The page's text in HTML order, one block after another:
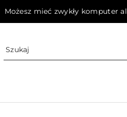
Możesz mieć zwykły komputer